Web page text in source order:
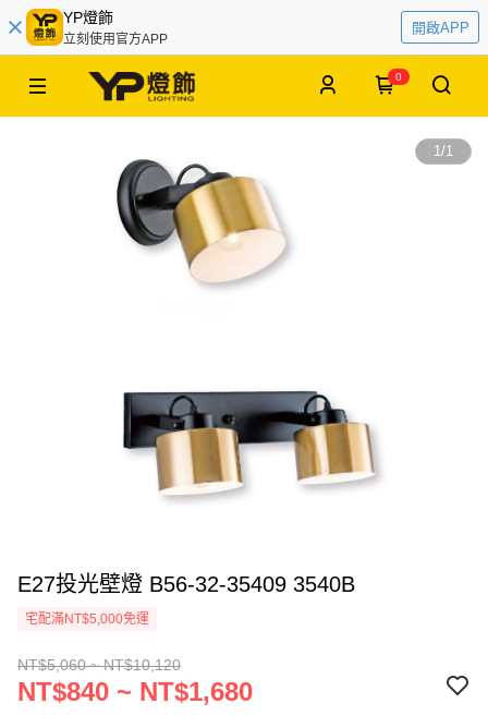
YP燈飾
立刻使用官方APP
開啟APP
0
1/1
E27投光壁燈 B56-32-35409 3540B
宅配滿NT$5,000免運
NT$5,060 ~ NT$10,120
NT$840 ~ NT$1,680